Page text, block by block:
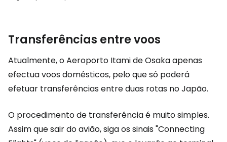
Transferências entre voos
Atualmente, o Aeroporto Itami de Osaka apenas
efectua voos domésticos, pelo que só poderá
efetuar transferências entre duas rotas no Japão.
O procedimento de transferência é muito simples.
Assim que sair do avião, siga os sinais "Connecting